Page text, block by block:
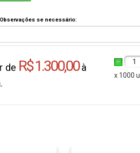
se necessário:
de R$ 1.300,00à
1
x 1000